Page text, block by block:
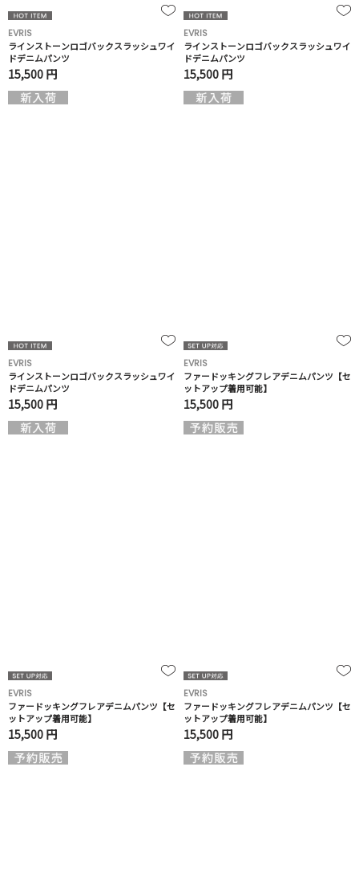
EVRIS
ラインストーンロゴバックスラッシュワイ
ドデニムパンツ
15,500 円
EVRIS
ラインストーンロゴバックスラッシュワイ
ドデニムパンツ
15,500 円
EVRIS
ラインストーンロゴバックスラッシュワイ
ドデニムパンツ
15,500 円
EVRIS
ファードッキングフレアデニムパンツ【セ
ットアップ着用可能】
15,500 円
EVRIS
ファードッキングフレアデニムパンツ【セ
ットアップ着用可能】
15,500 円
EVRIS
ファードッキングフレアデニムパンツ【セ
ットアップ着用可能】
15,500 円